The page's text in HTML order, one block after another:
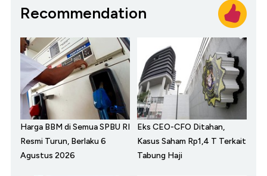
Recommendation
Harga BBM di Semua SPBU RI
Resmi Turun, Berlaku 6
Agustus 2026
Eks CEO-CFO Ditahan,
Kasus Saham Rp1,4 T Terkait
Tabung Haji